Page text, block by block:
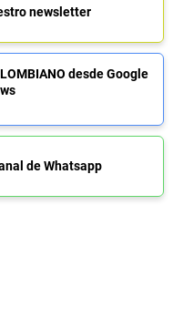
newsletter
desde Google
de Whatsapp